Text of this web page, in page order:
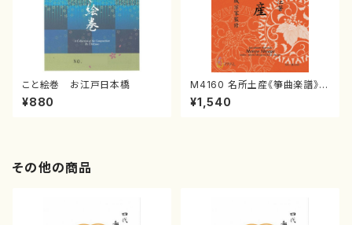
こと絵巻 お江戸日本橋
¥880
M4160 名所土産《箏曲楽譜》
（箏/宮城喜代子・宮城数江著・
宮城宗家監修/箏曲古典楽譜）
¥1,540
その他の商品